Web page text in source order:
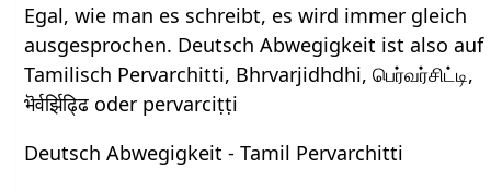
Egal, wie man es schreibt, es wird immer gleich
ausgesprochen. Deutsch Abwegigkeit ist also auf
Tamilisch Pervarchitti, Bhrvarjidhdhi, பெர்வர்சிட்டி,
भॆर्वर्झिढ्ढि oder pervarciṭṭi
Deutsch Abwegigkeit - Tamil Pervarchitti